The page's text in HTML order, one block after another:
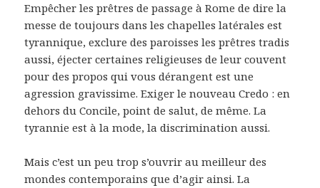
Empêcher les prêtres de passage à Rome de dire la
messe de toujours dans les chapelles latérales est
tyrannique, exclure des paroisses les prêtres tradis
aussi, éjecter certaines religieuses de leur couvent
pour des propos qui vous dérangent est une
agression gravissime. Exiger le nouveau Credo : en
dehors du Concile, point de salut, de même. La
tyrannie est à la mode, la discrimination aussi.
Mais c’est un peu trop s’ouvrir au meilleur des
mondes contemporains que d’agir ainsi. La